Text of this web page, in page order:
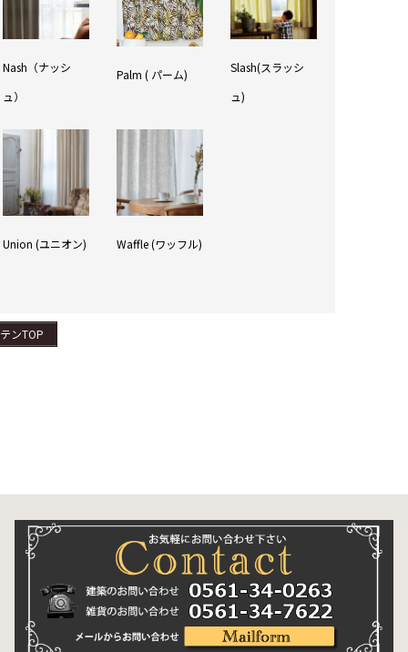
Nash（ナッシ
ュ）
Palm ( パーム)
Slash(スラッシ
ュ)
Union (ユニオン) Waffle (ワッフル)
ンTOP